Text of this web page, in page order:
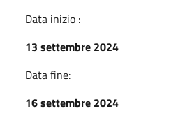
Data inizio :
13 settembre 2024
Data fine:
16 settembre 2024